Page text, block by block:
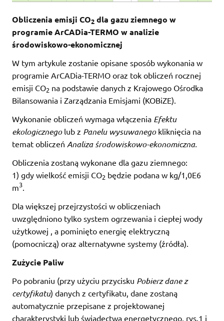
Obliczenia emisji CO2 dla gazu ziemnego w
programie ArCADia-TERMO w analizie
środowiskowo-ekonomicznej
W tym artykule zostanie opisane sposób wykonania w
programie ArCADia-TERMO oraz tok obliczeń rocznej
emisji CO2 na podstawie danych z Krajowego Ośrodka
Bilansowania i Zarządzania Emisjami (KOBiZE).
Wykonanie obliczeń wymaga włączenia Efektu
ekologicznegolub z Panelu wysuwanegokliknięcia na
temat obliczeń Analiza środowiskowo-ekonomiczna.
Obliczenia zostaną wykonane dla gazu ziemnego:
1) gdy wielkość emisji CO2 będzie podana w kg/1,0E6
m3
Dla większej przejrzystości w obliczeniach
uwzględniono tylko system ogrzewania i ciepłej wody
użytkowej , a pominięto energię elektryczną
(pomocniczą) oraz alternatywne systemy (źródła).
Zużycie Paliw
Po pobraniu (przy użyciu przycisku Pobierz dane z
certyfikatu) danych z certyfikatu, dane zostaną
automatycznie przepisane z projektowanej
charakterystyki lub świadectwa energetycznego, rys.1 i